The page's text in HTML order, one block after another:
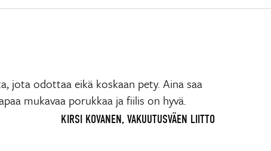
jota odottaa eikä koskaan pety. Aina saa
mukavaa porukkaa ja fiilis on hyvä.
KIRSI KOVANEN, VAKUUTUSVÄEN LIITTO